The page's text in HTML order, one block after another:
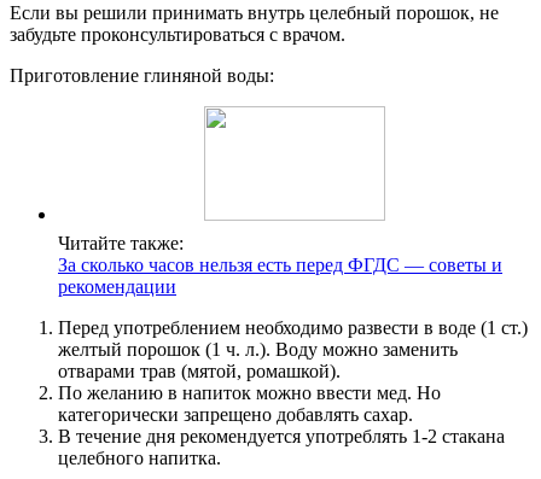
Если вы решили принимать внутрь целебный порошок, не
забудьте проконсультироваться с врачом.
Приготовление глиняной воды:
Читайте также:
За сколько часов нельзя есть перед ФГДС — советы и
рекомендации
Перед употреблением необходимо развести в воде (1 ст.)
желтый порошок (1 ч. л.). Воду можно заменить
отварами трав (мятой, ромашкой).
По желанию в напиток можно ввести мед. Но
категорически запрещено добавлять сахар.
В течение дня рекомендуется употреблять 1-2 стакана
целебного напитка.